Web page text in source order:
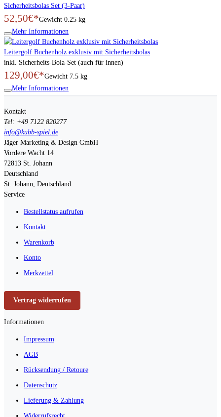
Sicherheitsbolas Set (3-Paar)
52,50€*Gewicht 0.25 kg
Mehr Informationen
Leitergolf Buchenholz exklusiv mit Sicherheitsbolas
inkl. Sicherheits-Bola-Set (auch für innen)
129,00€*Gewicht 7.5 kg
Mehr Informationen
Kontakt
Tel: +49 7122 820277
info@kubb-spiel.de
Jäger Marketing & Design GmbH
Vordere Wacht 14
72813 St. Johann
Deutschland
St. Johann, Deutschland
Service
Bestellstatus aufrufen
Kontakt
Warenkorb
Konto
Merkzettel
Vertrag widerrufen
Informationen
Impressum
AGB
Rücksendung / Retoure
Datenschutz
Lieferung & Zahlung